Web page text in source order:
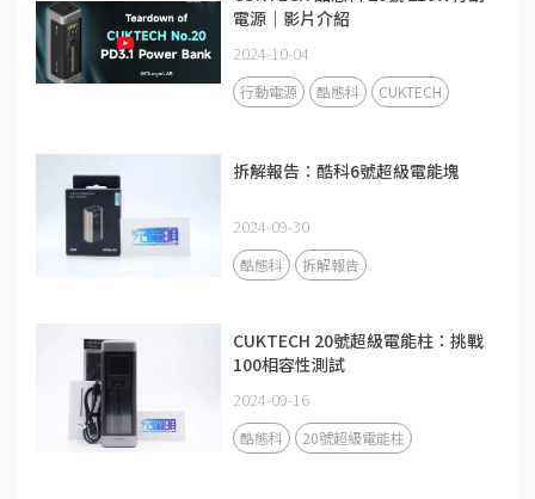
電源｜影片介紹
2024-10-04
行動電源 酷態科 CUKTECH
拆解報告：酷科6號超級電能塊
2024-09-30
酷態科 拆解報告
CUKTECH 20號超級電能柱：挑戰
100相容性測試
2024-09-16
酷態科 20號超級電能柱